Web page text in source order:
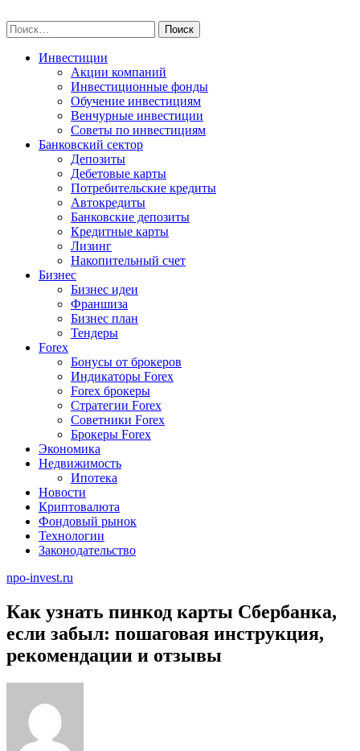
to
content
Найти:
Инвестиции
Акции компаний
Инвестиционные фонды
Обучение инвестициям
Венчурные инвестиции
Советы по инвестициям
Банковский сектор
Депозиты
Дебетовые карты
Потребительские кредиты
Автокредиты
Банковские депозиты
Кредитные карты
Лизинг
Накопительный счет
Бизнес
Бизнес идеи
Франшиза
Бизнес план
Тендеры
Forex
Бонусы от брокеров
Индикаторы Forex
Forex брокеры
Стратегии Forex
Советники Forex
Брокеры Forex
Экономика
Недвижимость
Ипотека
Новости
Криптовалюта
Фондовый рынок
Технологии
Законодательство
npo-invest.ru
Как узнать пинкод карты Сбербанка,
если забыл: пошаговая инструкция,
рекомендации и отзывы